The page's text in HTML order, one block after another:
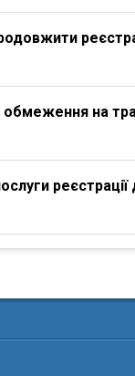
обмеження на
реєстрації